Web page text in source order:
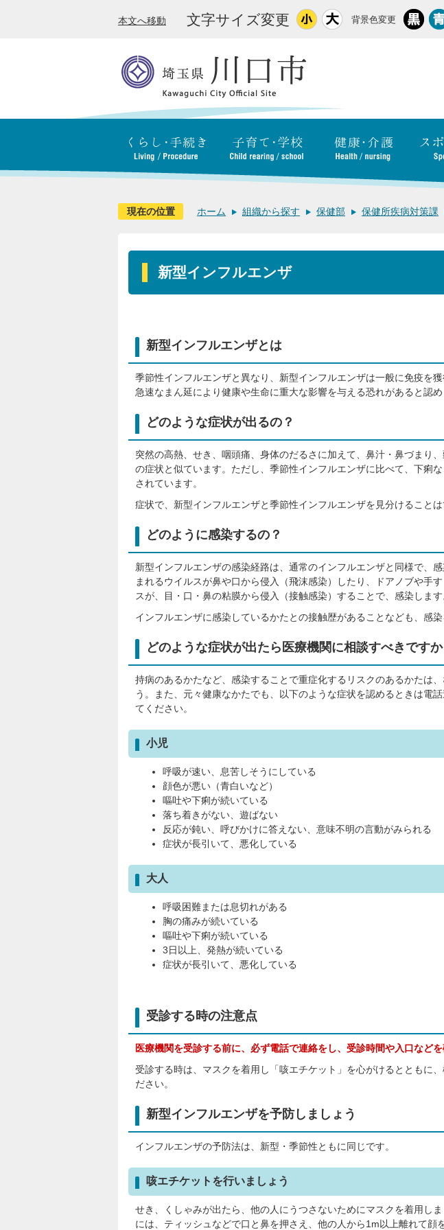
本文へ移動 文字サイズ変更 背景色変更
現在の位置 ホーム 組織から探す 保健部 保健所疾病対策課
新型インフルエンザ
新型インフルエンザとは
季節性インフルエンザと異なり、新型インフルエンザは一般に免疫を
急速なまん延により健康や生命に重大な影響を与える恐れがあると認め
どのような症状が出るの？
突然の高熱、せき、咽頭痛、身体のだるさに加えて、鼻汁・鼻づまり
の症状と似ています。ただし、季節性インフルエンザに比べて、下痢
されています。
症状で、新型インフルエンザと季節性インフルエンザを見分けることは
どのように感染するの？
新型インフルエンザの感染経路は、通常のインフルエンザと同様で、
まれるウイルスが鼻や口から侵入（飛沫感染）したり、ドアノブや手
スが、目・口・鼻の粘膜から侵入（接触感染）することで、感染します
インフルエンザに感染しているかたとの接触歴があることなども、感染
どのような症状が出たら医療機関に相談すべきですか
持病のあるかたなど、感染することで重症化するリスクのあるかたは
う。また、元々健康なかたでも、以下のような症状を認めるときは電
てください。
小児
呼吸が速い、息苦しそうにしている
顔色が悪い（青白いなど）
嘔吐や下痢が続いている
落ち着きがない、遊ばない
反応が鈍い、呼びかけに答えない、意味不明の言動がみられる
症状が長引いて、悪化している
大人
呼吸困難または息切れがある
胸の痛みが続いている
嘔吐や下痢が続いている
3日以上、発熱が続いている
症状が長引いて、悪化している
受診する時の注意点
医療機関を受診する前に、必ず電話で連絡をし、受診時間や入口などを
受診する時は、マスクを着用し「咳エチケット」を心がけるとともに
ださい。
新型インフルエンザを予防しましょう
インフルエンザの予防法は、新型・季節性ともに同じです。
咳エチケットを行いましょう
せき、くしゃみが出たら、他の人にうつさないためにマスクを着用し
には、ティッシュなどで口と鼻を押さえ、他の人から1m以上離れて顔